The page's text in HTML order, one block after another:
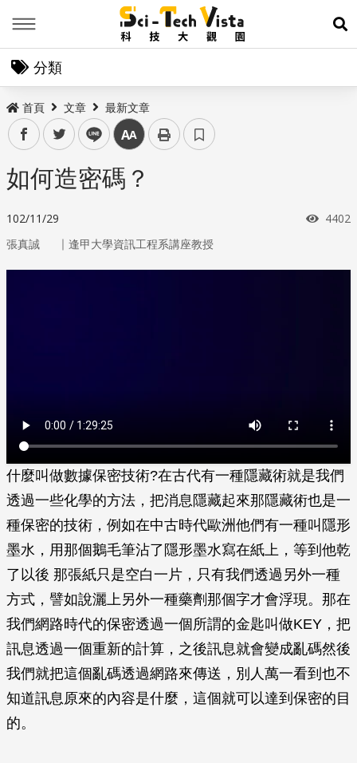
展
分類
首頁 文章 最新文章
facebooktwitter line 中
如何造密碼？
102/11/29 瀏覽
4402
張真誠 ｜ 逢甲大學資訊工程系講座教授
什麼叫做數據保密技術?在古代有一種隱藏術就是我們
透過一些化學的方法，把消息隱藏起來那隱藏術也是一
種保密的技術，例如在中古時代歐洲他們有一種叫隱形
墨水，用那個鵝毛筆沾了隱形墨水寫在紙上，等到他乾
了以後 那張紙只是空白一片，只有我們透過另外一種
方式，譬如說灑上另外一種藥劑那個字才會浮現。那在
我們網路時代的保密透過一個所謂的金匙叫做KEY，把
訊息透過一個重新的計算，之後訊息就會變成亂碼然後
我們就把這個亂碼透過網路來傳送，別人萬一看到也不
知道訊息原來的內容是什麼，這個就可以達到保密的目
的。